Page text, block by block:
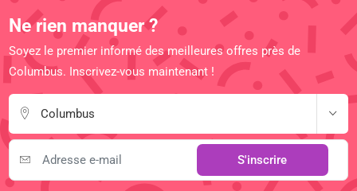
Ne rien manquer ?
Soyez le premier informé des meilleures offres près de
Columbus. Inscrivez-vous maintenant !
Columbus
S'inscrire